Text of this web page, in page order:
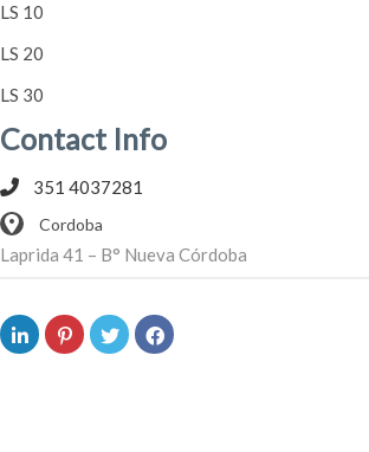
LS 10
LS 20
LS 30
Contact Info
351 4037281
Cordoba
Laprida 41 – B° Nueva Córdoba